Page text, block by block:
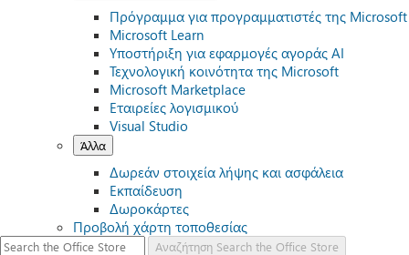
Πρόγραμμα για προγραμματιστές της Microsoft
Microsoft Learn
Υποστήριξη για εφαρμογές αγοράς AI
Τεχνολογική κοινότητα της Microsoft
Microsoft Marketplace
Εταιρείες λογισμικού
Visual Studio
Άλλα
Δωρεάν στοιχεία λήψης και ασφάλεια
Εκπαίδευση
Δωροκάρτες
Προβολή χάρτη τοποθεσίας
Αναζήτηση Search the Office Store